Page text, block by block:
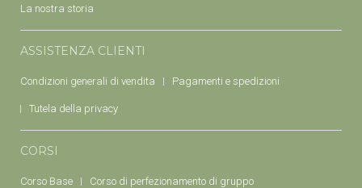
La nostra storia
ASSISTENZA CLIENTI
Condizioni generali di vendita Pagamenti e spedizioni
Tutela della privacy
CORSI
Corso Base Corso di perfezionamento di gruppo